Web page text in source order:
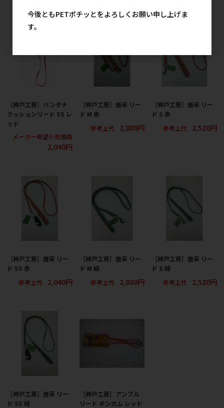
［神戸工房］バンダナ
クッションリード SS レ
ッド
メーカー希望小売価格
2,040円
［神戸工房］唐草 リー
ド M 赤
参考上代
2,880円
［神戸工房］唐草 リー
ド S 赤
参考上代
2,520円
［神戸工房］唐草 リー
ド SS 赤
参考上代
2,040円
［神戸工房］唐草 リー
ド M 緑
参考上代
2,880円
［神戸工房］唐草 リー
ド S 緑
参考上代
2,520円
［神戸工房］唐草 リー
ド SS 緑
［神戸工房］アンブル
リード ギンガム レッド
今後ともPETポチッとをよろしくお願い申し上げま
す。